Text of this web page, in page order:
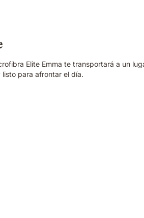
Elite Emma te transportará a un
para afrontar el día.